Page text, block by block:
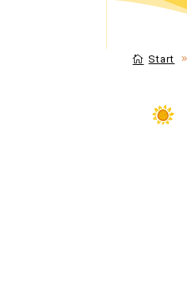
Start